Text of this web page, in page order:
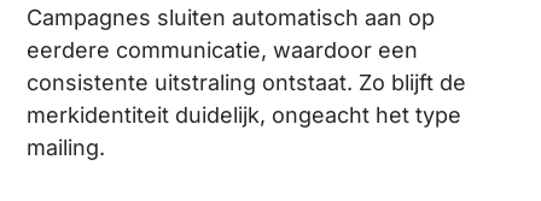
Campagnes sluiten automatisch aan op
eerdere communicatie, waardoor een
consistente uitstraling ontstaat. Zo blijft de
merkidentiteit duidelijk, ongeacht het type
mailing.